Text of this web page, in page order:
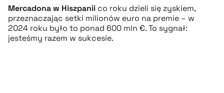
Mercadona w Hiszpanii co roku dzieli się zyskiem,
przeznaczając setki milionów euro na premie – w
2024 roku było to ponad 600 mln €. To sygnał:
jesteśmy razem w sukcesie.